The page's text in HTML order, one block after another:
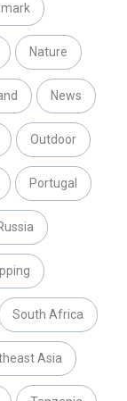
Nature
News
Outdoor
Portugal
South Africa
Asia